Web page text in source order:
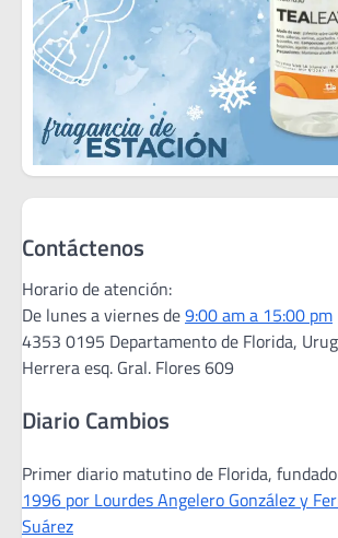
Contáctenos
Horario de atención:
De lunes a viernes de9:00 am a 15:00 pm
4353 0195 Departamento de Florida,
Herrera esq. Gral. Flores 609
Diario Cambios
Primer diario matutino de Florida,
1996 por Lourdes Angelero González y
Suárez